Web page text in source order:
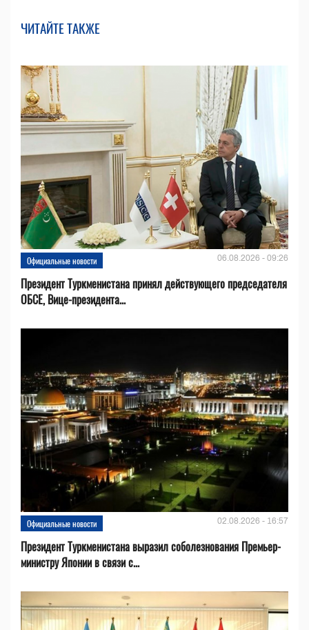
ЧИТАЙТЕ ТАКЖЕ
Официальные новости 06.08.2026 - 09:26
Президент Туркменистана принял действующего председателя
ОБСЕ, Вице-президента...
Официальные новости 02.08.2026 - 16:57
Президент Туркменистана выразил соболезнования Премьер-
министру Японии в связи с...